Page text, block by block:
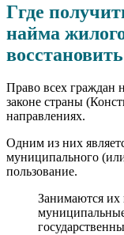
Ггде
найма
восстановить
Право всех граждан
законе страны
направлениях.
Одним из них
муниципального
пользование.
Занимаются их